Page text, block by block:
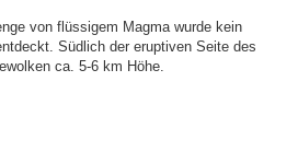
von flüssigem Magma wurde kein
Südlich der eruptiven Seite des
ca. 5-6 km Höhe.